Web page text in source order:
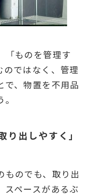
「ものを管理す
のではなく、管理
で、物置を不用品
り出しやすく」
ものでも、取り出
スペースがあるぶ